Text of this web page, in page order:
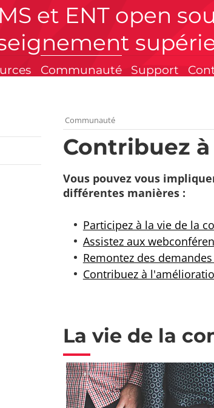
et ENT open
Communauté Support
Communauté
Contribuez
Vous pouvez vous
différentes manières :
Participez à la vie de la
Assistez aux
Remontez des
Contribuez à
La vie de la